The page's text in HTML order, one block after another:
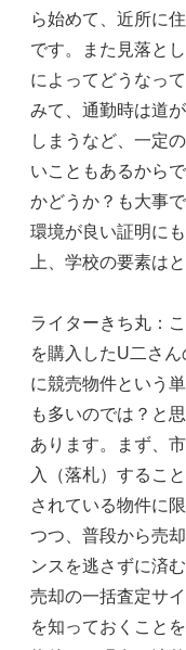
ら始めて、近所に
です。また見落と
によってどうなっ
みて、通勤時は道
しまうなど、一定
いこともあるから
かどうか？も大事
環境が良い証明に
上、学校の要素は
ライターきち丸：
を購入したU二さ
に競売物件という
も多いのでは？と
あります。まず、
入（落札）するこ
されている物件に
つつ、普段から売
ンスを逃さずに済
売却の一括査定サ
を知っておくこと